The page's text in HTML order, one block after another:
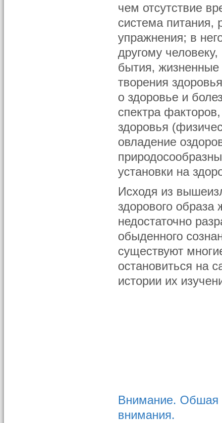
чем отсутствие
система
упражнения; в
другому
бытия, жизненные
творения
о здоровье и
спектра
здоровья
овладение
установки на
Исходя из
здорового образа
недостаточно
обыденного
существуют
остановиться на
истории их
Внимание. Обшая
внимания.